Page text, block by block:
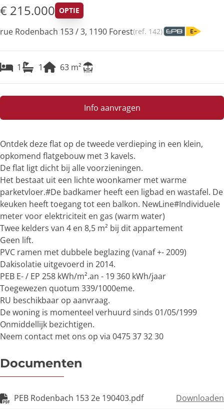
€ 215.000 OPTIE
rue Rodenbach 153 / 3, 1190 Forest(ref. 142)
1 1 63 m²
Info aanvragen
Ontdek deze flat op de tweede verdieping in een klein,
opkomend flatgebouw met 3 kavels.
De flat ligt dicht bij alle voorzieningen.
Het bestaat uit een lichte woonkamer met warme
parketvloer.#De badkamer heeft een ligbad en wastafel. De
keuken heeft toegang tot een balkon. NewLine#Individuele
meter voor elektriciteit en gas (warm water)
Twee kelders van 4 en 8,5 m² bij dit appartement
Geen lift.
PVC ramen met dubbele beglazing (vanaf +- 2009)
Dakisolatie uitgevoerd in 2014.
PEB E- / EP 258 kWh/m².an - 19 360 kWh/jaar
Toegewezen quotum 339/1000eme.
RU beschikbaar op aanvraag.
De woning is momenteel verhuurd sinds 01/05/1999
Onmiddellijk bezichtigen.
Neem contact met ons op via 0475 37 32 30
Documenten
PEB Rodenbach 153 2e 190403.pdf Downloaden